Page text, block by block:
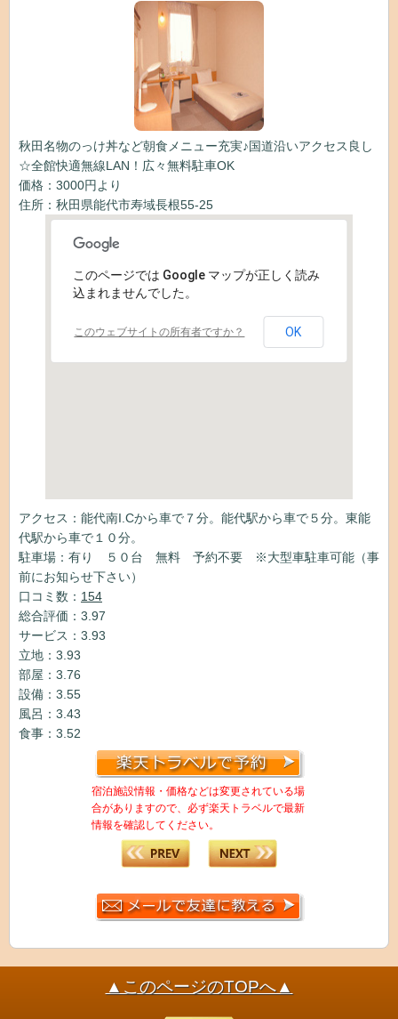
秋田名物のっけ丼など朝食メニュー充実♪国道沿いアクセス良し
☆全館快適無線LAN！広々無料駐車OK
価格：3000円より
住所：秋田県能代市寿域長根55-25
このページでは Google マップが正しく読み
込まれませんでした。
このウェブサイトの所有者ですか？ OK
アクセス：能代南I.Cから車で７分。能代駅から車で５分。東能
代駅から車で１０分。
駐車場：有り ５０台 無料 予約不要 ※大型車駐車可能（事
前にお知らせ下さい）
口コミ数： 154
総合評価：3.97
サービス：3.93
立地：3.93
部屋：3.76
設備：3.55
風呂：3.43
食事：3.52
宿泊施設情報・価格などは変更されている場
合がありますので、必ず楽天トラベルで最新
情報を確認してください。
▲このページのTOPへ▲